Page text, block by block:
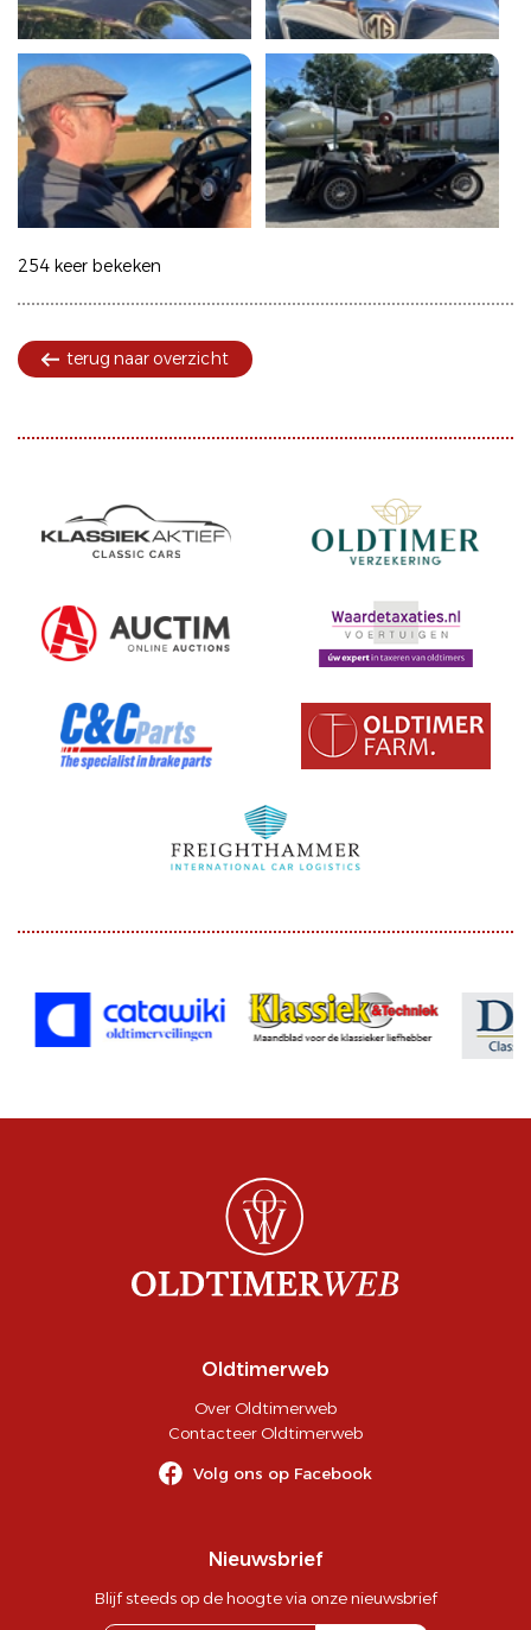
254 keer bekeken
terug naar overzicht
Oldtimerweb
Over Oldtimerweb
Contacteer Oldtimerweb
Volg ons op Facebook
Nieuwsbrief
Blijf steeds op de hoogte via onze nieuwsbrief